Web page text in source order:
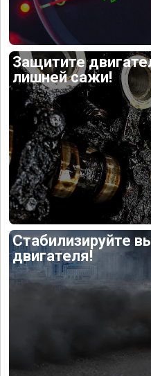
Защитите
лишней сажи!
Стабилизируйте
двигателя!